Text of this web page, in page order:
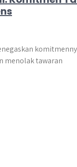
menolak tawaran